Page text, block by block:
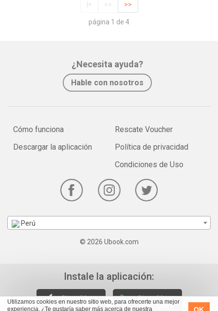
Utilizamos cookies en nuestro sitio web, para ofrecerte una mejor
experiencia. ¿Te gustaría saber más acerca de nuestra
OK
|< << >>
página 1 de 4
¿Necesita ayuda?
Hable con nosotros
Cómo funciona
Descargar la aplicación
Rescate Voucher
Política de privacidad
Condiciones de Uso
Perú
© 2026 Ubook.com
Instale la aplicación: